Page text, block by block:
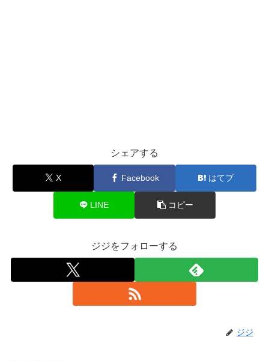
シェアする
X Facebook はてブ
LINE コピー
ジジをフォローする
ジジ